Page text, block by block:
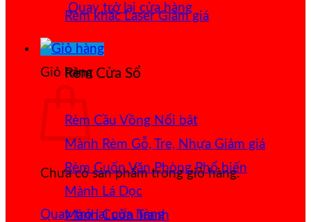
Quay trở lại cửa hàng
Giỏ hàng
Chưa có sản phẩm trong giỏ hàng.
Quay trở lại cửa hàng
Rèm khắc Laser
Rèm Cửa Sổ
Rèm Cầu Vồng
Mành Rèm Gỗ, Tre, Nhựa
Rèm Cuốn Văn Phòng
Mành Lá Dọc
Mành Cuốn Tranh